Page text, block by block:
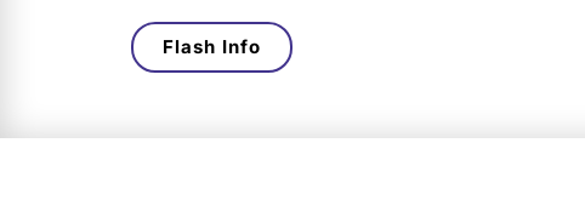
Flash Info